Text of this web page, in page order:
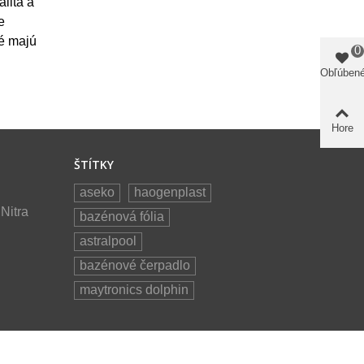
majú
ŠTÍTKY
aseko
haogenplast
bazénová fólia
astralpool
bazénové čerpadlo
maytronics dolphin
0
Hore